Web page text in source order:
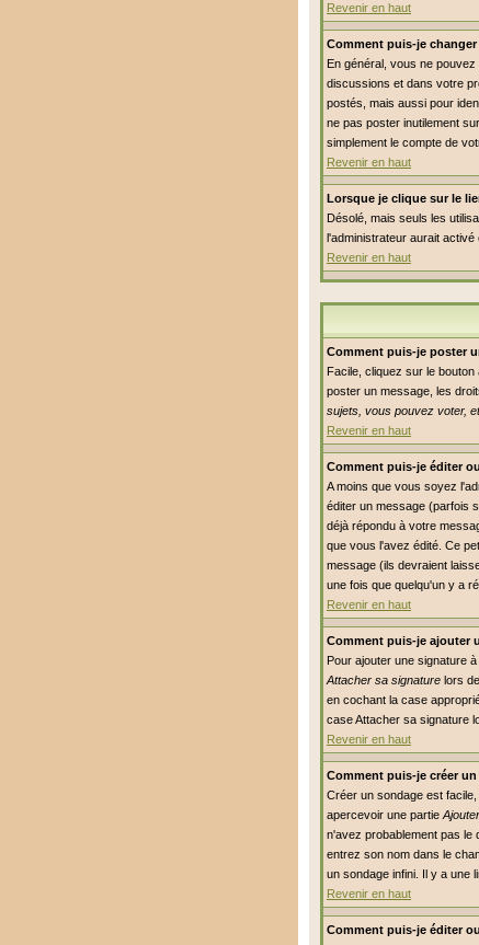
Revenir en haut
Comment puis-je
En général, vous ne
discussions et dans votre
postés, mais aussi pour
ne pas poster inutilement
simplement le compte de
Revenir en haut
Lorsque je clique sur le
Désolé, mais seuls les
l'administrateur aurait activé
Revenir en haut
Comment puis-je poster
Facile, cliquez sur le
poster un message, les
sujets, vous pouvez voter,
Revenir en haut
Comment puis-je éditer
A moins que vous soyez
éditer un message (parfois
déjà répondu à votre
que vous l'avez édité. Ce
message (ils devraient
une fois que quelqu'un y a
Revenir en haut
Comment puis-je ajouter
Pour ajouter une signature
Attacher sa signature lors
en cochant la case
case Attacher sa signature
Revenir en haut
Comment puis-je créer
Créer un sondage est
apercevoir une partie
n'avez probablement pas le
entrez son nom dans le
un sondage infini. Il y a une
Revenir en haut
Comment puis-je éditer